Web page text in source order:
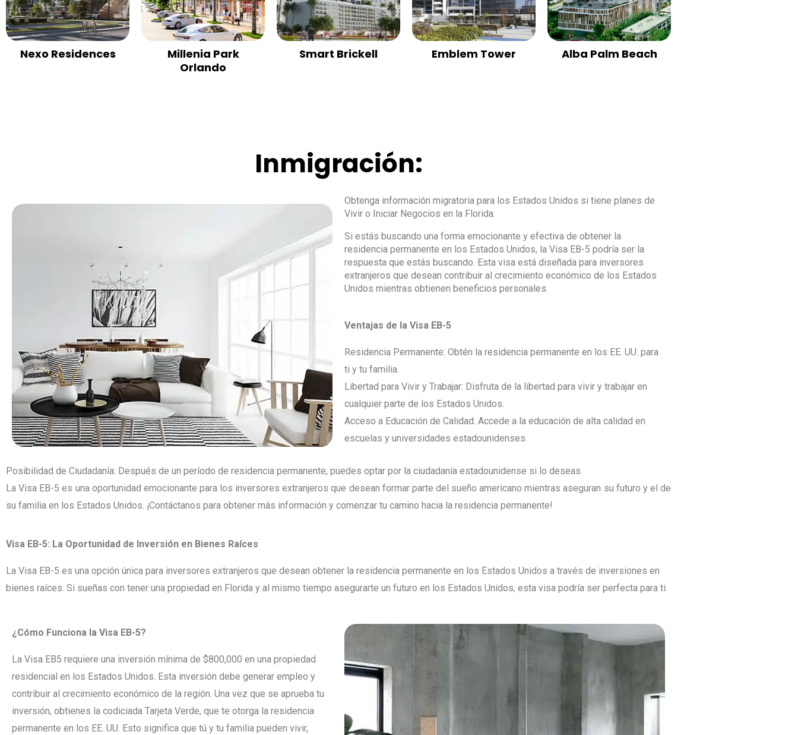
Nexo Residences
Millenia Park
Orlando
Smart Brickell Emblem Tower Alba Palm Beach
Inmigración:
Obtenga información migratoria para los Estados Unidos si tiene planes de
Vivir o Iniciar Negocios en la Florida.
Si estás buscando una forma emocionante y efectiva de obtener la
residencia permanente en los Estados Unidos, la Visa EB-5 podría ser la
respuesta que estás buscando. Esta visa está diseñada para inversores
extranjeros que desean contribuir al crecimiento económico de los Estados
Unidos mientras obtienen beneficios personales.
Ventajas de la Visa EB-5
Residencia Permanente: Obtén la residencia permanente en los EE. UU. para
ti y tu familia.
Libertad para Vivir y Trabajar: Disfruta de la libertad para vivir y trabajar en
cualquier parte de los Estados Unidos.
Acceso a Educación de Calidad: Accede a la educación de alta calidad en
escuelas y universidades estadounidenses.
Posibilidad de Ciudadanía: Después de un período de residencia permanente, puedes optar por la ciudadanía estadounidense si lo deseas.
La Visa EB-5 es una oportunidad emocionante para los inversores extranjeros que desean formar parte del sueño americano mientras aseguran su futuro y el de
su familia en los Estados Unidos. ¡Contáctanos para obtener más información y comenzar tu camino hacia la residencia permanente!
Visa EB-5: La Oportunidad de Inversión en Bienes Raíces
La Visa EB-5 es una opción única para inversores extranjeros que desean obtener la residencia permanente en los Estados Unidos a través de inversiones en
bienes raíces. Si sueñas con tener una propiedad en Florida y al mismo tiempo asegurarte un futuro en los Estados Unidos, esta visa podría ser perfecta para ti.
¿Cómo Funciona la Visa EB-5?
La Visa EB5 requiere una inversión mínima de $800,000 en una propiedad
residencial en los Estados Unidos. Esta inversión debe generar empleo y
contribuir al crecimiento económico de la región. Una vez que se aprueba tu
inversión, obtienes la codiciada Tarjeta Verde, que te otorga la residencia
permanente en los EE. UU. Esto significa que tú y tu familia pueden vivir,